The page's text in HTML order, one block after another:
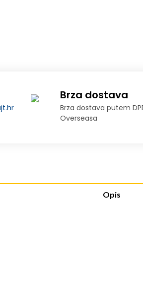
Brza dostava
Brza dostava putem
Overseasa
Opis